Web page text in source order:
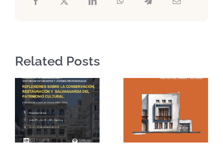
Related Posts